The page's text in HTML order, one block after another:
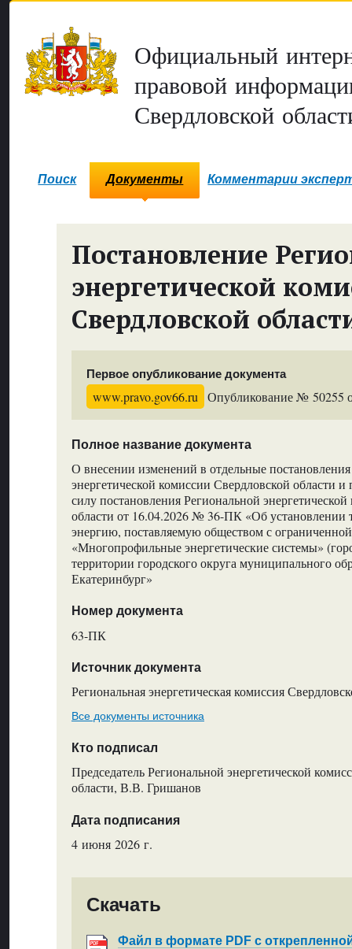
Официальный
правовой
Свердловской
Поиск Документы Комментарии
Постановление
энергетической
Свердловской
Первое опубликование документа
www.pravo.gov66.ru Опубликование № 50255
Полное название документа
О внесении изменений в отдельные
энергетической комиссии Свердловской области
силу постановления Региональной
области от 16.04.2026 № 36-ПК «Об установлении
энергию, поставляемую обществом с
«Многопрофильные энергетические системы»
территории городского округа муниципального
Екатеринбург»
Номер документа
63-ПК
Источник документа
Региональная энергетическая комиссия
Все документы источника
Кто подписал
Председатель Региональной энергетической
области, В.В. Гришанов
Дата подписания
4 июня 2026 г.
Скачать
Файл в формате PDF с